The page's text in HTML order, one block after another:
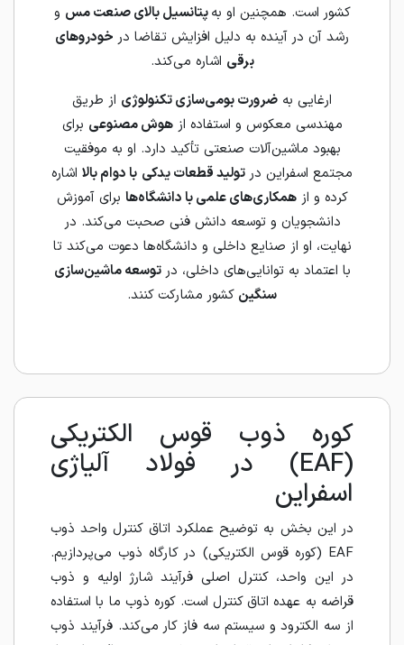
کشور است. همچنین او بهپتانسیل بالای صنعت مس و
رشد آن در آینده به دلیل افزایش تقاضا در خودروهای
برقی اشاره می‌کند.
ارغایی به ضرورت بومی‌سازی تکنولوژی از طریق
مهندسی معکوس و استفاده ازهوش مصنوعی برای
بهبود ماشین‌آلات صنعتی تأکید دارد. او به موفقیت
مجتمع اسفراین در تولید قطعات یدکی با دوام بالا اشاره
کرده و ازهمکاری‌های علمی با دانشگاه‌ها برای آموزش
دانشجویان و توسعه دانش فنی صحبت می‌کند. در
نهایت، او از صنایع داخلی و دانشگاه‌ها دعوت می‌کند تا
با اعتماد به توانایی‌های داخلی، درتوسعه ماشین‌سازی
سنگین کشور مشارکت کنند.
کوره ذوب قوس الکتریکی
(EAF) در فولاد آلیاژی
اسفراین
در این بخش به توضیح عملکرد اتاق کنترل واحد ذوب
EAF (کوره قوس الکتریکی) در کارگاه ذوب می‌پردازیم.
در این واحد، کنترل اصلی فرآیند شارژ اولیه و ذوب
قراضه به عهده اتاق کنترل است. کوره ذوب ما با استفاده
از سه الکترود و سیستم سه فاز کار می‌کند. فرآیند ذوب